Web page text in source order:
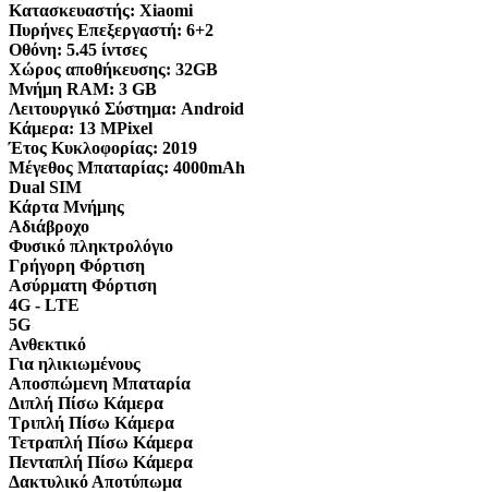
Κατασκευαστής: Xiaomi
Πυρήνες Επεξεργαστή: 6+2
Οθόνη: 5.45 ίντσες
Χώρος αποθήκευσης: 32GB
Μνήμη RAM: 3 GB
Λειτουργικό Σύστημα: Android
Κάμερα: 13 MPixel
Έτος Κυκλοφορίας: 2019
Μέγεθος Μπαταρίας: 4000mAh
Dual SIM
Κάρτα Μνήμης
Αδιάβροχο
Φυσικό πληκτρολόγιο
Γρήγορη Φόρτιση
Ασύρματη Φόρτιση
4G - LTE
5G
Ανθεκτικό
Για ηλικιωμένους
Αποσπώμενη Μπαταρία
Διπλή Πίσω Κάμερα
Τριπλή Πίσω Κάμερα
Τετραπλή Πίσω Κάμερα
Πενταπλή Πίσω Κάμερα
Δακτυλικό Αποτύπωμα